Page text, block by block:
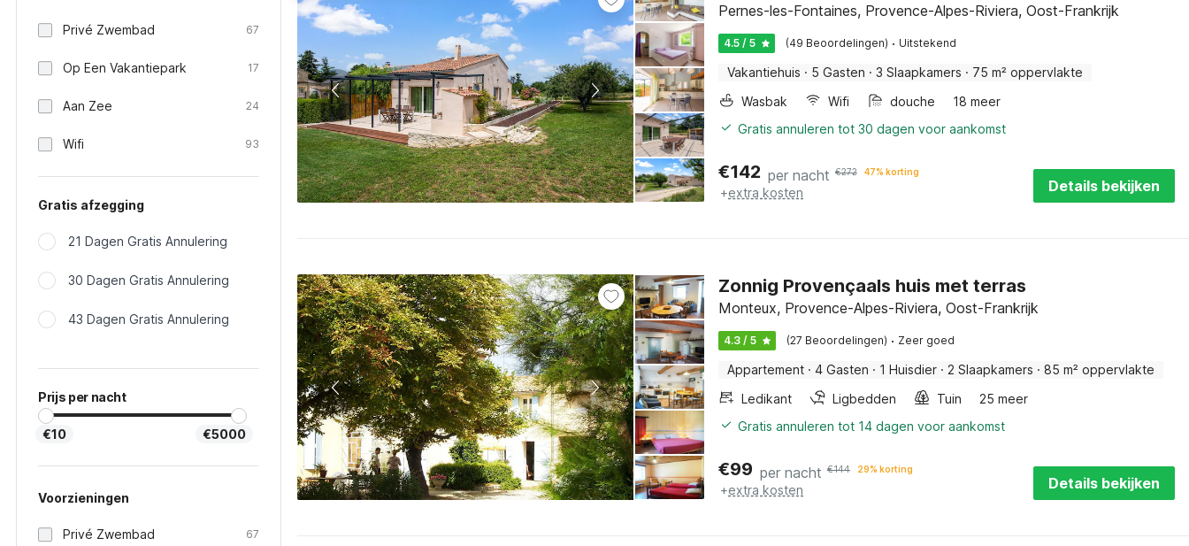
Privé Zwembad 67
Op Een Vakantiepark 17
Aan Zee 24
Wifi 93
Gratis afzegging
21 Dagen Gratis Annulering
30 Dagen Gratis Annulering
43 Dagen Gratis Annulering
Prijs per nacht
€10 €5000
Voorzieningen
Privé Zwembad 67
Pernes-les-Fontaines, Provence-Alpes-Riviera, Oost-Frankrijk
4.5 / 5 (49 Beoordelingen) · Uitstekend
Vakantiehuis · 5 Gasten · 3 Slaapkamers · 75 m² oppervlakte
Wasbak
Wifi douche
18 meer
Gratis annuleren tot 30 dagen voor aankomst
€142 per nacht €272 47% korting
+extra kosten Details bekijken
Zonnig Provençaals huis met terras
Monteux, Provence-Alpes-Riviera, Oost-Frankrijk
4.3 / 5 (27 Beoordelingen) · Zeer goed
Appartement · 4 Gasten · 1 Huisdier · 2 Slaapkamers · 85 m² oppervlakte
Ledikant
Ligbedden Tuin
25 meer
Gratis annuleren tot 14 dagen voor aankomst
€99 per nacht €144 29% korting
+extra kosten Details bekijken